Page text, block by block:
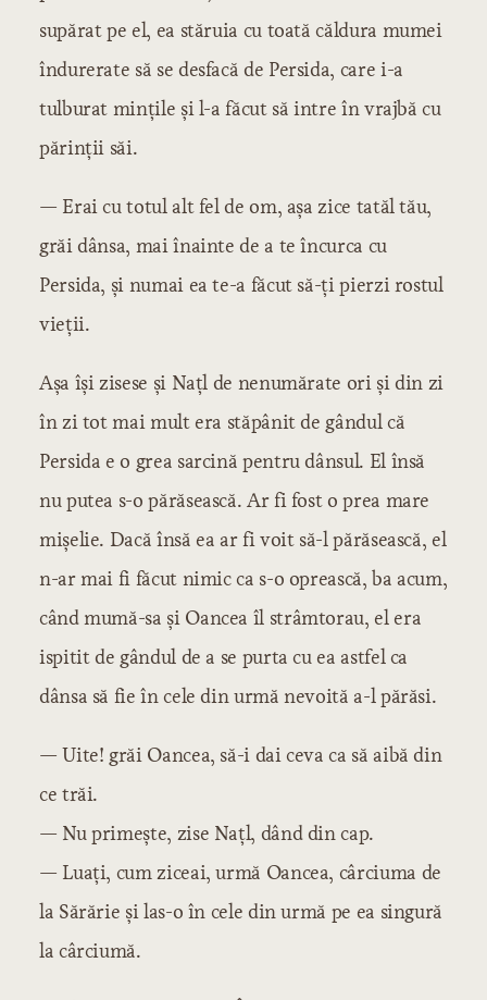
supărat pe el, ea stăruia cu toată căldura mumei
îndurerate să se desfacă de Persida, care i-a
tulburat mințile și l-a făcut să intre în vrajbă cu
părinții săi.
— Erai cu totul alt fel de om, așa zice tatăl tău,
grăi dânsa, mai înainte de a te încurca cu
Persida, și numai ea te-a făcut să-ți pierzi rostul
vieții.
Așa își zisese și Națl de nenumărate ori și din zi
în zi tot mai mult era stăpânit de gândul că
Persida e o grea sarcină pentru dânsul. El însă
nu putea s-o părăsească. Ar fi fost o prea mare
mișelie. Dacă însă ea ar fi voit să-l părăsească, el
n-ar mai fi făcut nimic ca s-o oprească, ba acum,
când mumă-sa și Oancea îl strâmtorau, el era
ispitit de gândul de a se purta cu ea astfel ca
dânsa să fie în cele din urmă nevoită a-l părăsi.
— Uite! grăi Oancea, să-i dai ceva ca să aibă din
ce trăi.
— Nu primește, zise Națl, dând din cap.
— Luați, cum ziceai, urmă Oancea, cârciuma de
la Sărărie și las-o în cele din urmă pe ea singură
la cârciumă.